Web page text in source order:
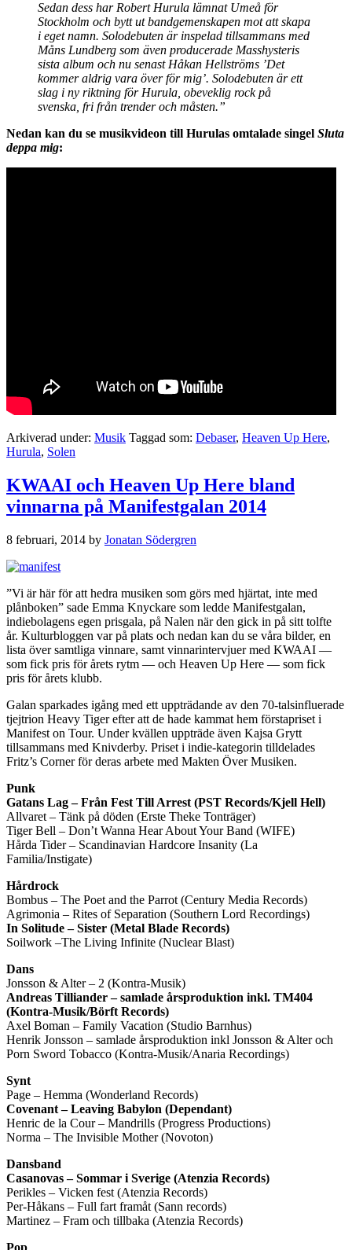
Sedan dess har Robert Hurula lämnat Umeå för
Stockholm och bytt ut bandgemenskapen mot att skapa
i eget namn. Solodebuten är inspelad tillsammans med
Måns Lundberg som även producerade Masshysteris
sista album och nu senast Håkan Hellströms ’Det
kommer aldrig vara över för mig’. Solodebuten är ett
slag i ny riktning för Hurula, obeveklig rock på
svenska, fri från trender och måsten.”
Nedan kan du se musikvideon till Hurulas omtalade singel Sluta
deppa mig:
Arkiverad under: Musik Taggad som: Debaser, Heaven Up Here,
Hurula, Solen
KWAAI och Heaven Up Here bland
vinnarna på Manifestgalan 2014
8 februari, 2014 by Jonatan Södergren
”Vi är här för att hedra musiken som görs med hjärtat, inte med
plånboken” sade Emma Knyckare som ledde Manifestgalan,
indiebolagens egen prisgala, på Nalen när den gick in på sitt tolfte
år. Kulturbloggen var på plats och nedan kan du se våra bilder, en
lista över samtliga vinnare, samt vinnarintervjuer med KWAAI —
som fick pris för årets rytm — och Heaven Up Here — som fick
pris för årets klubb.
Galan sparkades igång med ett uppträdande av den 70-talsinfluerade
tjejtrion Heavy Tiger efter att de hade kammat hem förstapriset i
Manifest on Tour. Under kvällen uppträde även Kajsa Grytt
tillsammans med Knivderby. Priset i indie-kategorin tilldelades
Fritz’s Corner för deras arbete med Makten Över Musiken.
Punk
Gatans Lag – Från Fest Till Arrest (PST Records/Kjell Hell)
Allvaret – Tänk på döden (Erste Theke Tonträger)
Tiger Bell – Don’t Wanna Hear About Your Band (WIFE)
Hårda Tider – Scandinavian Hardcore Insanity (La
Familia/Instigate)
Hårdrock
Bombus – The Poet and the Parrot (Century Media Records)
Agrimonia – Rites of Separation (Southern Lord Recordings)
In Solitude – Sister (Metal Blade Records)
Soilwork –The Living Infinite (Nuclear Blast)
Dans
Jonsson & Alter – 2 (Kontra-Musik)
Andreas Tilliander – samlade årsproduktion inkl. TM404
(Kontra-Musik/Börft Records)
Axel Boman – Family Vacation (Studio Barnhus)
Henrik Jonsson – samlade årsproduktion inkl Jonsson & Alter och
Porn Sword Tobacco (Kontra-Musik/Anaria Recordings)
Synt
Page – Hemma (Wonderland Records)
Covenant – Leaving Babylon (Dependant)
Henric de la Cour – Mandrills (Progress Productions)
Norma – The Invisible Mother (Novoton)
Dansband
Casanovas – Sommar i Sverige (Atenzia Records)
Perikles – Vicken fest (Atenzia Records)
Per-Håkans – Full fart framåt (Sann records)
Martinez – Fram och tillbaka (Atenzia Records)